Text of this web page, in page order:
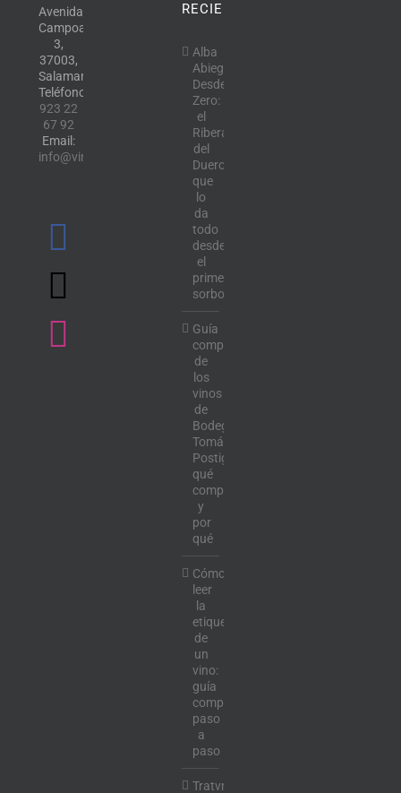
Avenida
Campoamor,
3,
37003,
Salamanca.
Teléfono:
923 22
67 92
Email:
info@vinotecalavendimia.es
RECIENTE
Alba
Abiega
Desde
Zero:
el
Ribera
del
Duero
que
lo
da
todo
desde
el
primer
sorbo
Guía
completa
de
los
vinos
de
Bodega
Tomás
Postigo:
qué
comprar
y
por
qué
Cómo
leer
la
etiqueta
de
un
vino:
guía
completa
paso
a
paso
Tratvm: